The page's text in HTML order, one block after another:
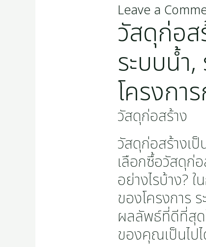
Leave a
วัสดุก่อส
ระบบน้ำ
โครงกา
วัสดุก่อสร้าง
วัสดุก่อสร้างเ
เลือกซื้อวัสดุก่
อย่างไรบ้าง?
ของโครงการ ร
ผลลัพธ์ที่ดีที่สุด
ของคุณเป็นไป